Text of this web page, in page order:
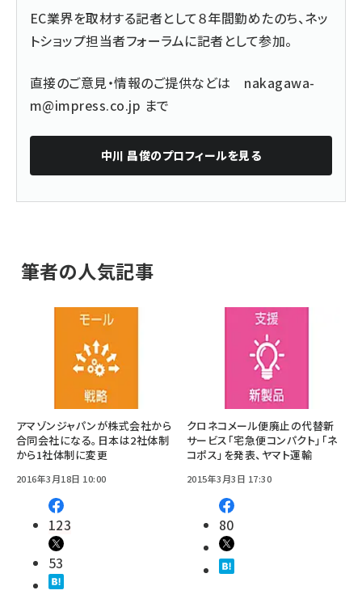
EC業界を取材する記者として８年間勤めたのち、ネッ
トショップ担当者フォーラムに記者として参加。
直接のご意見・情報のご提供などは nakagawa-
m@impress.co.jp まで
中川 昌俊のプロフィールを見る
筆者の人気記事
アマゾンジャパンが株式会社から
合同会社になる。日本は2社体制
から1社体制に変更
2016年3月18日 10:00
123
53
クロネコメール便廃止の代替新
サービス「宅急便コンパクト」「ネ
コポス」を発表、ヤマト運輸
2015年3月3日 17:30
80